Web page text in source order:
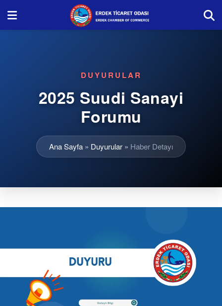
DUYURULAR
2025 Suudi Sanayi
Forumu
Ana Sayfa » Duyurular » Haber Detayı